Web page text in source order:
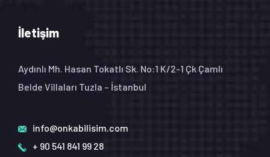
İletişim
Aydınlı Mh. Hasan Tokatlı Sk. No:1 K/2-1 Çk Çamlı
Belde Villaları Tuzla – İstanbul
info@onkabilisim.com
+ 90 541 841 99 28